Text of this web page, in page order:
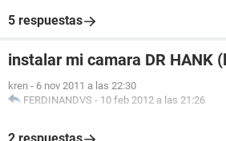
5 respuestas
instalar mi camara DR HANK
kren - 6 nov 2011 a las 22:30
FERDINANDVS - 10 feb 2012 a las 21:26